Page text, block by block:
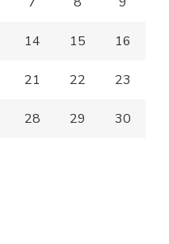
14 15 16
21 22 23
28 29 30